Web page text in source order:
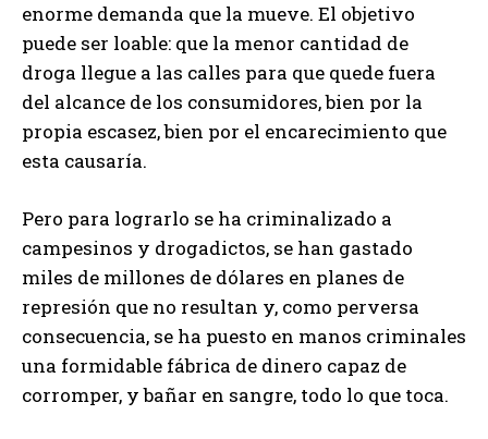
enorme demanda que la mueve. El objetivo
puede ser loable: que la menor cantidad de
droga llegue a las calles para que quede fuera
del alcance de los consumidores, bien por la
propia escasez, bien por el encarecimiento que
esta causaría.
Pero para lograrlo se ha criminalizado a
campesinos y drogadictos, se han gastado
miles de millones de dólares en planes de
represión que no resultan y, como perversa
consecuencia, se ha puesto en manos criminales
una formidable fábrica de dinero capaz de
corromper, y bañar en sangre, todo lo que toca.